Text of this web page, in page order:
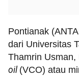
Pontianak
dari Universitas
Thamrin Usman,
oil (VCO) atau